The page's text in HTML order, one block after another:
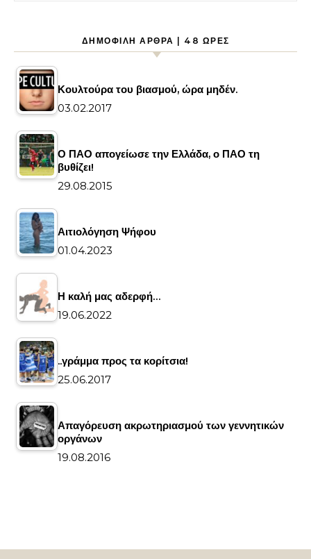
ΔΗΜΟΦΙΛΉ ΆΡΘΡΑ | 48 ΏΡΕΣ
Κουλτούρα του βιασμού, ώρα μηδέν.
03.02.2017
Ο ΠΑΟ απογείωσε την Ελλάδα, ο ΠΑΟ τη
βυθίζει!
29.08.2015
Αιτιολόγηση Ψήφου
01.04.2023
Η καλή μας αδερφή…
19.06.2022
..γράμμα προς τα κορίτσια!
25.06.2017
Απαγόρευση ακρωτηριασμού των γεννητικών
οργάνων
19.08.2016